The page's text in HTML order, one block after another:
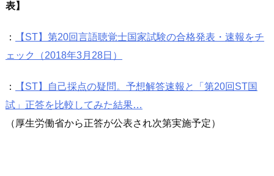
表】
：
【ST】第20回言語聴覚士国家試験の合格発表・速報をチ
ェック（2018年3月28日）
：
【ST】自己採点の疑問。予想解答速報と「第20回ST国
試」正答を比較してみた結果…
（厚生労働省から正答が公表され次第実施予定）